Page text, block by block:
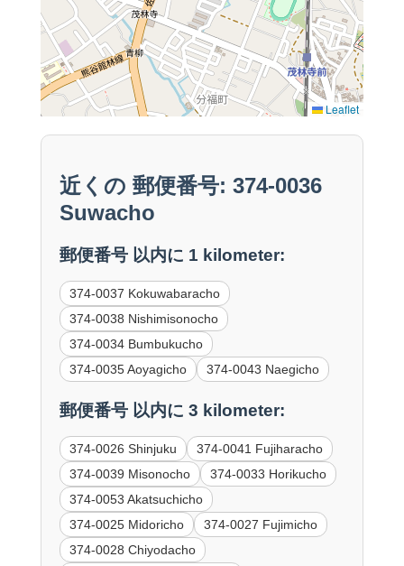
Leaflet
近くの 郵便番号: 374-0036
Suwacho
郵便番号 以内に 1 kilometer:
374-0037 Kokuwabaracho
374-0038 Nishimisonocho
374-0034 Bumbukucho
374-0035 Aoyagicho
374-0043 Naegicho
郵便番号 以内に 3 kilometer:
374-0026 Shinjuku
374-0041 Fujiharacho
374-0039 Misonocho
374-0033 Horikucho
374-0053 Akatsuchicho
374-0025 Midoricho
374-0027 Fujimicho
374-0028 Chiyodacho